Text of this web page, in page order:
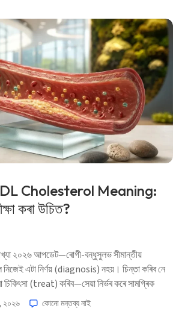
Cholesterol Meaning:
কৰা উচিত?
২০২৬ আপডেট—ৰোগী-বন্ধুসুলভ সীমান্তীয়
এটা নিৰ্ণয় (diagnosis) নহয়। চিন্তা কৰিব নে
(treat) কৰিব—সেয়া নিৰ্ভৰ কৰে সামগ্ৰিক
(repeatability), non-HDL
(triglycerides), আৰু ব্যক্তিগত ইতিহাসৰ
২০২৬ কোনো মন্তব্য নাই